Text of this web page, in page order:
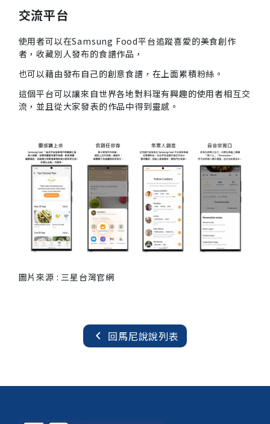
交流平台
使用者可以在Samsung Food平台追蹤喜愛的美食創作
者，收藏別人發布的食譜作品，
也可以藉由發布自己的創意食譜，在上面累積粉絲。
這個平台可以讓來自世界各地對料理有興趣的使用者相互交
流，並且從大家發表的作品中得到靈感。
圖片來源 : 三星台灣官網
chevron_left 回馬尼說說列表